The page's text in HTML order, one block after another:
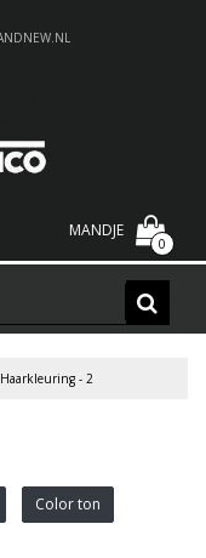
MANDJE
0
Haarkleuring - 2
Color ton